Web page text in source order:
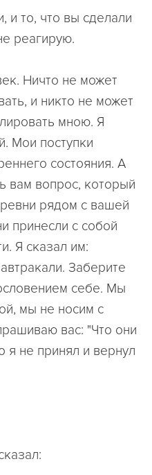
то, что вы сделали
реагирую.
Ничто не может
и никто не может
мною. Я
Мои поступки
состояния. А
вам вопрос, который
рядом с вашей
принесли с собой
Я сказал им:
Заберите
себе. Мы
мы не носим с
вас: "Что они
я не принял и вернул